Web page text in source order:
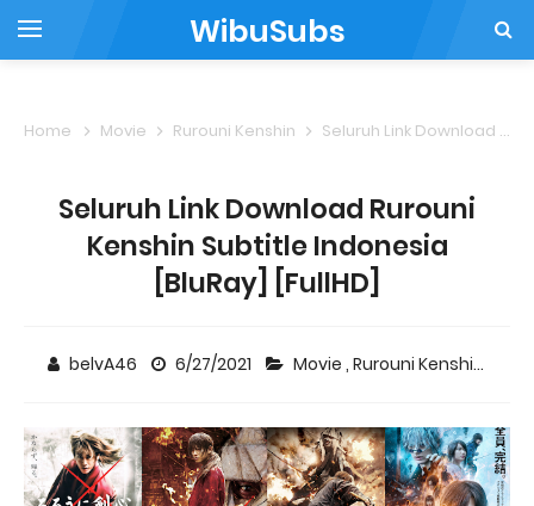
WibuSubs
Home Movie Rurouni Kenshin Seluruh Link Download Rurouni Kenshin Subtitle Indonesia [BluRay] [FullHD]
Seluruh Link Download Rurouni
Kenshin Subtitle Indonesia
[BluRay] [FullHD]
belvA46 6/27/2021 Movie , Rurouni Kenshin